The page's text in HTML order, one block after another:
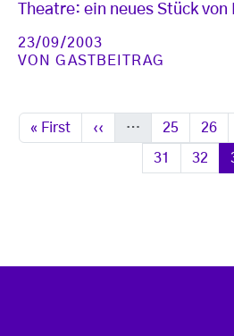
Theatre: ein neues Stück
23/09/2003
VONGASTBEITRAG
Seitennummerierung
Erste Seite
« First Vorherige Seite
‹‹ … Seite
25 Seite
26
Seite
31 Seite
32